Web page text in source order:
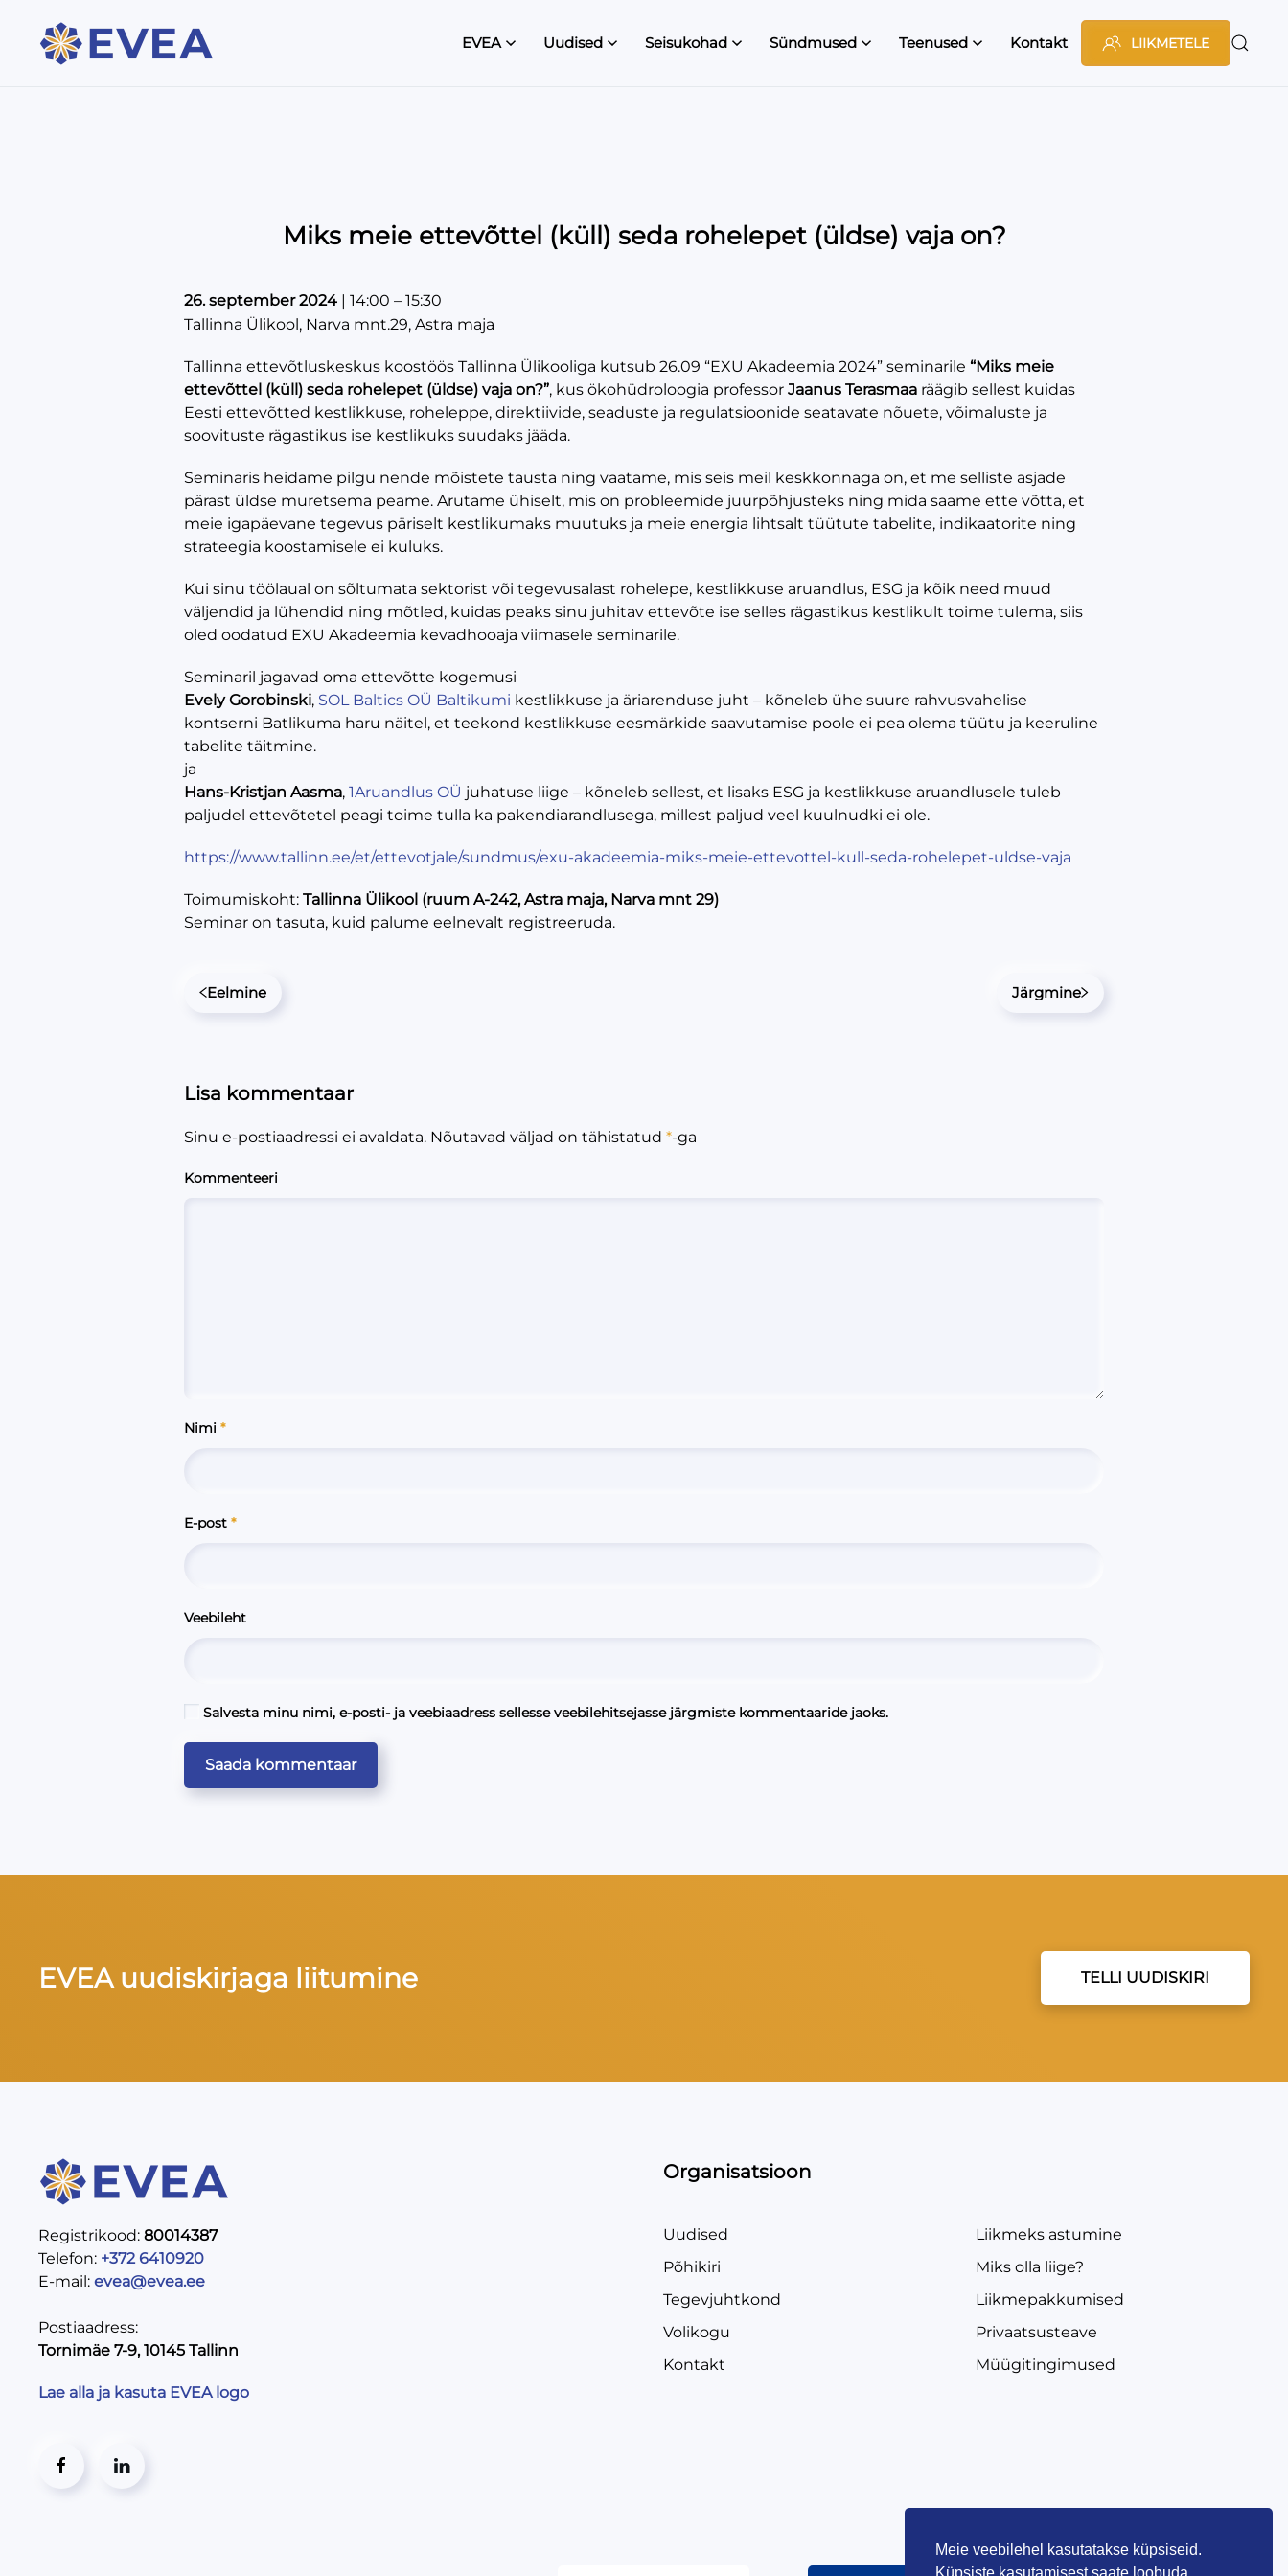
EVEA Uudised Seisukohad Sündmused Teenused Kontakt LIIKMETELE
Miks meie ettevõttel (küll) seda rohelepet (üldse) vaja on?
26. september 2024 | 14:00 – 15:30
Tallinna Ülikool, Narva mnt.29, Astra maja
Tallinna ettevõtluskeskus koostöös Tallinna Ülikooliga kutsub 26.09 “EXU Akadeemia 2024” seminarile “Miks meie
ettevõttel (küll) seda rohelepet (üldse) vaja on?”, kus ökohüdroloogia professor Jaanus Terasmaa räägib sellest kuidas
Eesti ettevõtted kestlikkuse, roheleppe, direktiivide, seaduste ja regulatsioonide seatavate nõuete, võimaluste ja
soovituste rägastikus ise kestlikuks suudaks jääda.
Seminaris heidame pilgu nende mõistete tausta ning vaatame, mis seis meil keskkonnaga on, et me selliste asjade
pärast üldse muretsema peame. Arutame ühiselt, mis on probleemide juurpõhjusteks ning mida saame ette võtta, et
meie igapäevane tegevus päriselt kestlikumaks muutuks ja meie energia lihtsalt tüütute tabelite, indikaatorite ning
strateegia koostamisele ei kuluks.
Kui sinu töölaual on sõltumata sektorist või tegevusalast rohelepe, kestlikkuse aruandlus, ESG ja kõik need muud
väljendid ja lühendid ning mõtled, kuidas peaks sinu juhitav ettevõte ise selles rägastikus kestlikult toime tulema, siis
oled oodatud EXU Akadeemia kevadhooaja viimasele seminarile.
Seminaril jagavad oma ettevõtte kogemusi
Evely Gorobinski, SOL Baltics OÜ Baltikumi kestlikkuse ja äriarenduse juht – kõneleb ühe suure rahvusvahelise
kontserni Batlikuma haru näitel, et teekond kestlikkuse eesmärkide saavutamise poole ei pea olema tüütu ja keeruline
tabelite täitmine.
ja
Hans-Kristjan Aasma, 1Aruandlus OÜ juhatuse liige – kõneleb sellest, et lisaks ESG ja kestlikkuse aruandlusele tuleb
paljudel ettevõtetel peagi toime tulla ka pakendiarandlusega, millest paljud veel kuulnudki ei ole.
https://www.tallinn.ee/et/ettevotjale/sundmus/exu-akadeemia-miks-meie-ettevottel-kull-seda-rohelepet-uldse-vaja
Toimumiskoht: Tallinna Ülikool (ruum A-242, Astra maja, Narva mnt 29)
Seminar on tasuta, kuid palume eelnevalt registreeruda.
Eelmine Järgmine
Lisa kommentaar
Sinu e-postiaadressi ei avaldata. Nõutavad väljad on tähistatud *-ga
Kommenteeri
Nimi *
E-post *
Veebileht
Salvesta minu nimi, e-posti- ja veebiaadress sellesse veebilehitsejasse järgmiste kommentaaride jaoks.
Saada kommentaar
EVEA uudiskirjaga liitumine TELLI UUDISKIRI
Registrikood: 80014387
Telefon: +372 6410920
E-mail: evea@evea.ee
Postiaadress:
Tornimäe 7-9, 10145 Tallinn
Lae alla ja kasuta EVEA logo
Organisatsioon
Uudised
Põhikiri
Tegevjuhtkond
Volikogu
Kontakt
Liikmeks astumine
Miks olla liige?
Liikmepakkumised
Privaatsusteave
Müügitingimused
Meie veebilehel kasutatakse küpsiseid.